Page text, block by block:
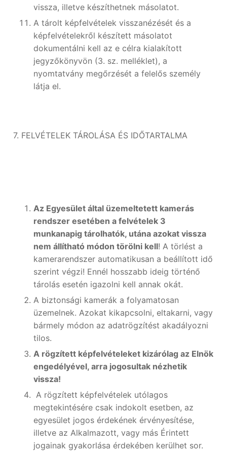
vissza, illetve készíthetnek másolatot.
A tárolt képfelvételek visszanézését és a
képfelvételekről készített másolatot
dokumentálni kell az e célra kialakított
jegyzőkönyvön (3. sz. melléklet), a
nyomtatvány megőrzését a felelős személy
látja el.
7. FELVÉTELEK TÁROLÁSA ÉS IDŐTARTALMA
Az Egyesület által üzemeltetett kamerás
rendszer esetében a felvételek 3
munkanapig tárolhatók, utána azokat vissza
nem állítható módon törölni kell! A törlést a
kamerarendszer automatikusan a beállított idő
szerint végzi! Ennél hosszabb ideig történő
tárolás esetén igazolni kell annak okát.
A biztonsági kamerák a folyamatosan
üzemelnek. Azokat kikapcsolni, eltakarni, vagy
bármely módon az adatrögzítést akadályozni
tilos.
A rögzített képfelvételeket kizárólag az Elnök
engedélyével, arra jogosultak nézhetik
vissza!
A rögzített képfelvételek utólagos
megtekintésére csak indokolt esetben, az
egyesület jogos érdekének érvényesítése,
illetve az Alkalmazott, vagy más Érintett
jogainak gyakorlása érdekében kerülhet sor.